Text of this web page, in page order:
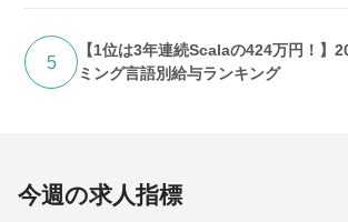
5
【1位は3年連続Scalaの424万円！】
ミング言語別給与ランキング
今週の求人指標